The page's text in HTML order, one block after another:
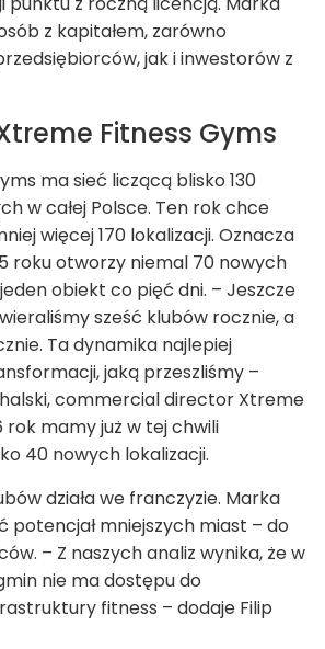
z kapitałem, zarówno
jak i inwestorów z
Fitness Gyms
ma sieć liczącą blisko 130
w całej Polsce. Ten rok chce
więcej 170 lokalizacji. Oznacza
roku otworzy niemal 70 nowych
obiekt co pięć dni. – Jeszcze
sześć klubów rocznie, a
Ta dynamika najlepiej
jaką przeszliśmy –
commercial director Xtreme
rok mamy już w tej chwili
40 nowych lokalizacji.
działa we franczyzie. Marka
potencjał mniejszych miast – do
– Z naszych analiz wynika, że w
nie ma dostępu do
fitness – dodaje Filip